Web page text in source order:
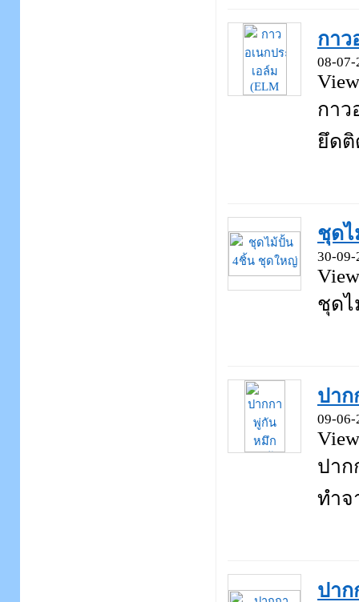
กาว
08-07-
กาว
ยึดติ
ชุด
30-09-
ชุดไ
ปาก
09-06-
ปาก
ทำจ
ปาก